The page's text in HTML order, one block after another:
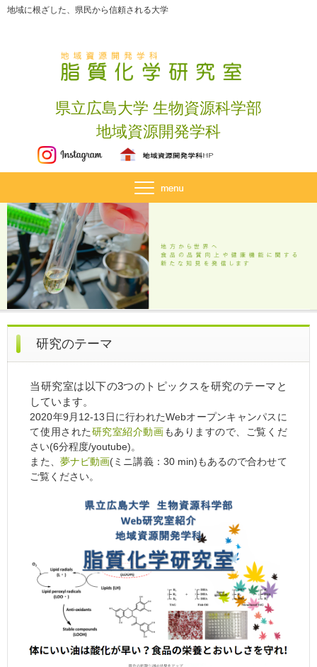
地域に根ざした、県民から信頼される大学
県立広島大学 生物資源科学部
地域資源開発学科
研究のテーマ
当研究室は以下の3つのトピックスを研究のテーマと
しています。
2020年9月12-13日に行われたWebオープンキャンパスに
て使用された研究室紹介動画もありますので、ご覧くだ
さい(6分程度/youtube)。
また、 夢ナビ動画(ミニ講義：30 min)もあるので合わせて
ご覧ください。